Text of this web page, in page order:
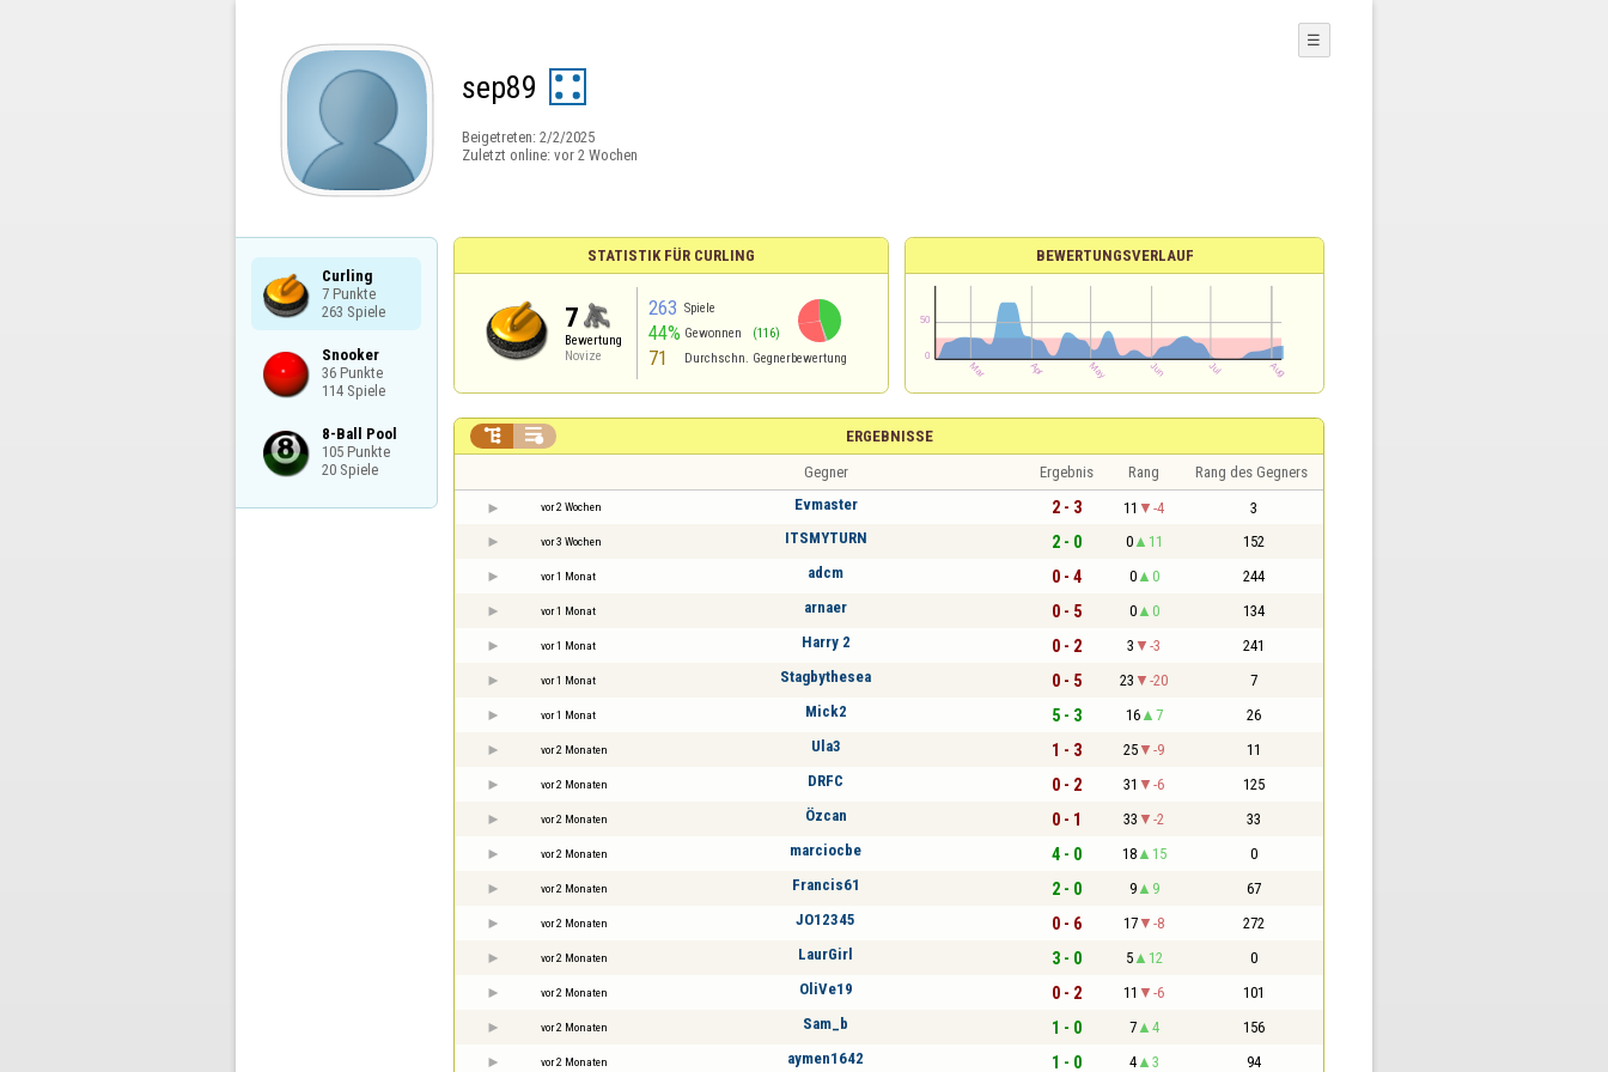
sep89
Beigetreten: 2/2/2025
Zuletzt online: vor 2 Wochen
☰
Curling
7 Punkte
263 Spiele
Snooker
36 Punkte
114 Spiele
8-Ball Pool
105 Punkte
20 Spiele
STATISTIK FÜR CURLING
7
Bewertung
Novize
263 Spiele
44% Gewonnen (116)
71 Durchschn. Gegnerbewertung
BEWERTUNGSVERLAUF
ERGEBNISSE
 
Gegner Ergebnis Rang Rang des Gegners
vor 2 Wochen Evmaster 2 - 3 11 -4 3
vor 3 Wochen ITSMYTURN 2 - 0 0 11 152
vor 1 Monat adcm 0 - 4 0 0 244
vor 1 Monat arnaer 0 - 5 0 0 134
vor 1 Monat Harry 2 0 - 2 3 -3 241
vor 1 Monat Stagbythesea 0 - 5 23 -20 7
vor 1 Monat Mick2 5 - 3 16 7 26
vor 2 Monaten Ula3 1 - 3 25 -9 11
vor 2 Monaten DRFC 0 - 2 31 -6 125
vor 2 Monaten Özcan 0 - 1 33 -2 33
vor 2 Monaten marciocbe 4 - 0 18 15 0
vor 2 Monaten Francis61 2 - 0 9 9 67
vor 2 Monaten JO12345 0 - 6 17 -8 272
vor 2 Monaten LaurGirl 3 - 0 5 12 0
vor 2 Monaten OliVe19 0 - 2 11 -6 101
vor 2 Monaten Sam_b 1 - 0 7 4 156
vor 2 Monaten aymen1642 1 - 0 4 3 94